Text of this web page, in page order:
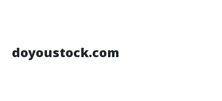
doyoustock.com